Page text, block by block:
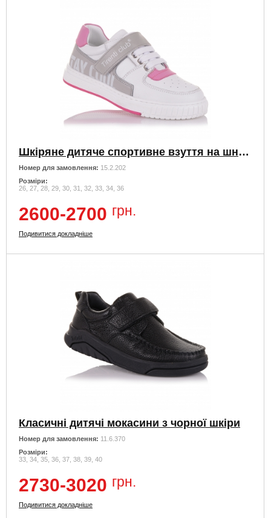
Шкіряне дитяче спортивне взуття на шнурках та липучці
Номер для замовлення: 15.2.202
Розміри:
26, 27, 28, 29, 30, 31, 32, 33, 34, 36
2600-2700 грн.
Подивитися докладніше
Класичні дитячі мокасини з чорної шкіри
Номер для замовлення: 11.6.370
Розміри:
33, 34, 35, 36, 37, 38, 39, 40
2730-3020 грн.
Подивитися докладніше